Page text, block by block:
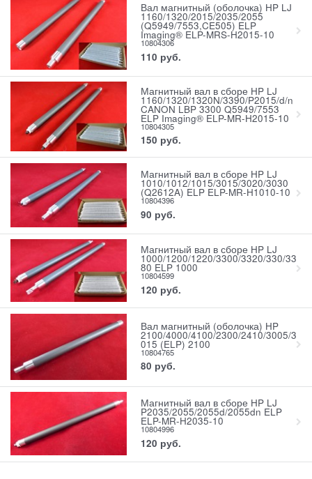
Вал магнитный (оболочка) HP LJ
1160/1320/2015/2035/2055
(Q5949/7553,CE505) ELP
Imaging® ELP-MRS-H2015-10
10804306
110 руб.
Магнитный вал в сборе HP LJ
1160/1320/1320N/3390/P2015/d/n
CANON LBP 3300 Q5949/7553
ELP Imaging® ELP-MR-H2015-10
10804305
150 руб.
Магнитный вал в сборе HP LJ
1010/1012/1015/3015/3020/3030
(Q2612A) ELP ELP-MR-H1010-10
10804396
90 руб.
Магнитный вал в сборе HP LJ
1000/1200/1220/3300/3320/330/33
80 ELP 1000
10804599
120 руб.
Вал магнитный (оболочка) HP
2100/4000/4100/2300/2410/3005/3
015 (ELP) 2100
10804765
80 руб.
Магнитный вал в сборе HP LJ
P2035/2055/2055d/2055dn ELP
ELP-MR-H2035-10
10804996
120 руб.